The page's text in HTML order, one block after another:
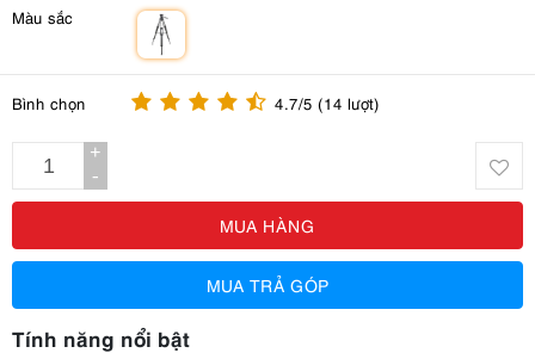
Màu sắc
Bình chọn 4.7/5 (14 lượt)
+
-
MUA HÀNG
MUA TRẢ GÓP
Tính năng nổi bật